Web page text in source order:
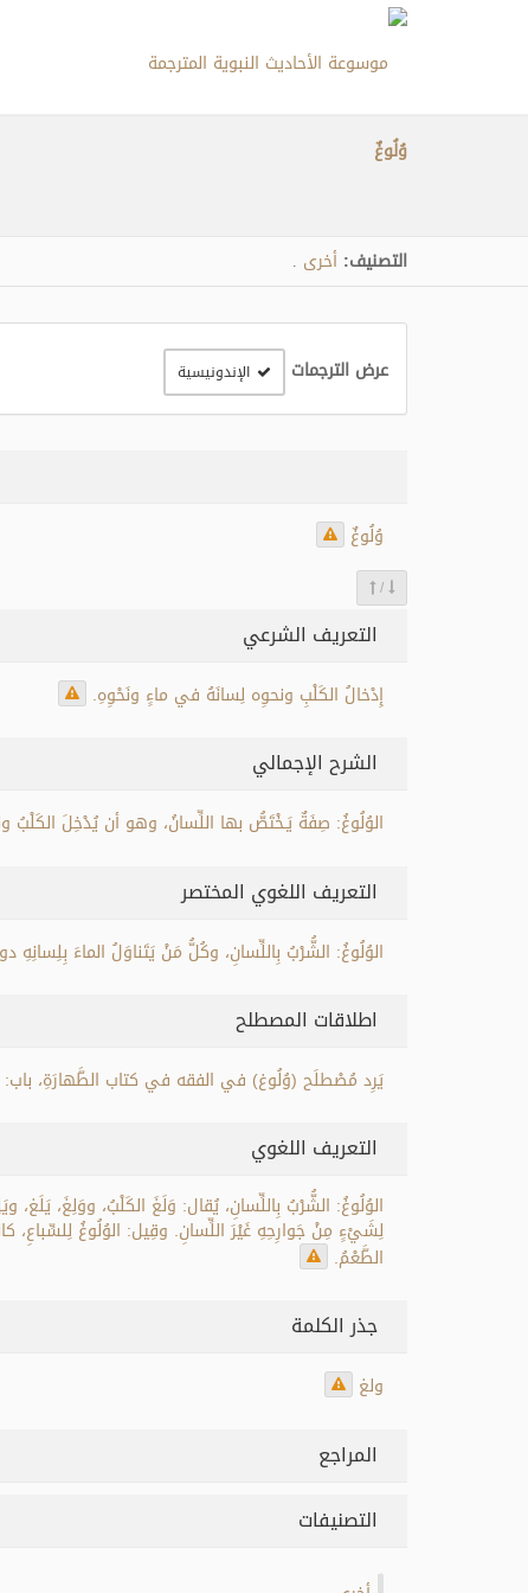
وُلُوغٌ
التصنيف: أخرى
عرض الترجمات الإندونيسية
وُلُوغٌ
/
التعريف الشرعي
إِدْخالُ الكَلْبِ ونحوِه لِسانَهُ في ماءٍ ونَحْوِهِ.
الشرح الإجمالي
الوُلُوغُ: صِفَةٌ يَـخْتَصُّ بها اللِّسانُ، وهو أن يُدْخِلَ الكَلْبُ
التعريف اللغوي المختصر
الوُلُوغُ: الشُّرْبُ بِاللِّسانِ، وكُلُّ مَنْ يَتَناوَلُ الماءَ
اطلاقات المصطلح
يَرِد مُصْطلَح (وُلُوغ) في الفقه في كتاب الطَّهارَةِ، باب:
التعريف اللغوي
الوُلُوغُ: الشُّرْبُ بِاللِّسانِ، يُقال: وَلَغَ الكَلْبُ، ووَلِغَ،
لِشَيْءٍ مِنْ جَوارِحِهِ غَيْرَ اللِّسانِ. وقِيل: الوُلُوغُ لِلسِّباعِ،
الطَّعْمُ.
جذر الكلمة
ولغ
المراجع
التصنيفات